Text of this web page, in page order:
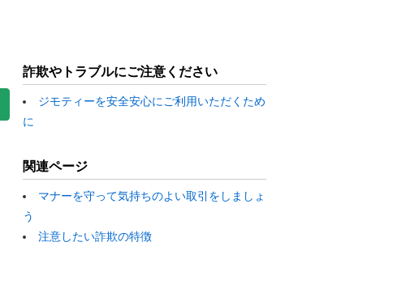
詐欺やトラブルにご注意ください
ジモティーを安全安心にご利用いただくため
に
関連ページ
マナーを守って気持ちのよい取引をしましょ
う
注意したい詐欺の特徴